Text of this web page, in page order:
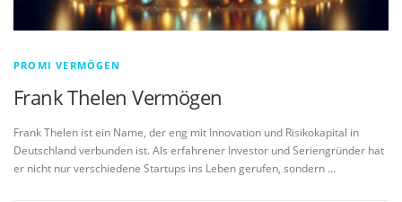
PROMI VERMÖGEN
Frank Thelen Vermögen
Frank Thelen ist ein Name, der eng mit Innovation und Risikokapital in
Deutschland verbunden ist. Als erfahrener Investor und Seriengründer hat
er nicht nur verschiedene Startups ins Leben gerufen, sondern …